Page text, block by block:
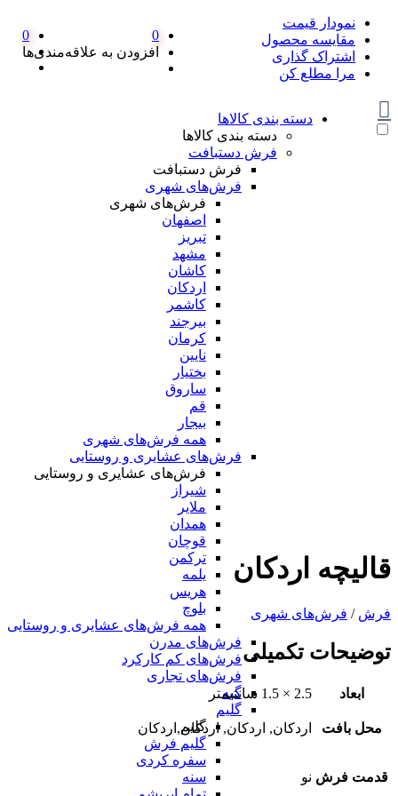
نمودار قیمت
مقایسه محصول
اشتراک گذاری
مرا مطلع کن
0
افزودن به علاقه‌مندی‌ها
0
دسته بندی کالاها
دسته بندی کالاها
فرش دستبافت
فرش دستبافت
فرش‌های شهری
فرش‌های شهری
اصفهان
تبریز
مشهد
کاشان
اردکان
کاشمر
بیرجند
کرمان
نایین
بختیار
ساروق
قم
بیجار
همه فرش‌های شهری
فرش‌های عشایری و روستایی
فرش‌های عشایری و روستایی
شیراز
ملایر
همدان
قوچان
ترکمن
یلمه
هریس
بلوچ
همه فرش‌های عشایری و روستایی
فرش‌های مدرن
فرش‌های کم کارکرد
فرش‌های تجاری
گبه
گلیم
گلیم
گلیم فرش
سفره کردی
سنه
قالیچه اردکان
فرش / فرش‌های شهری
توضیحات تکمیلی
ابعاد 2.5 × 1.5 سانتیمتر
محل بافت اردکان, اردکان, اردکان,اردکان
قدمت فرش نو